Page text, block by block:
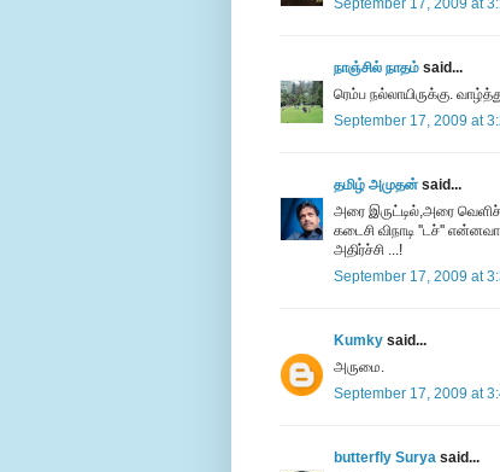
September 17, 2009 at
நாஞ்சில் நாதம் said...
ரெம்ப நல்லாயிருக்கு.
September 17, 2009 at
தமிழ் அமுதன் said...
அரை இருட்டில்,அரை
கடைசி விநாடி ''டச்''
அதிர்ச்சி ...!
September 17, 2009 at
Kumky said...
அருமை.
September 17, 2009 at
butterfly Surya said...